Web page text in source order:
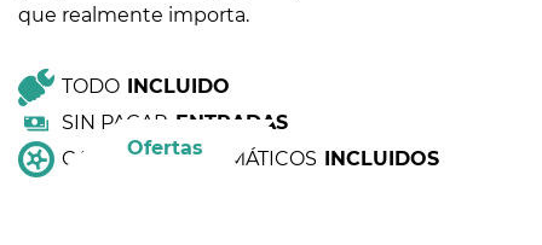
Ofertas
que realmente importa.
TODO
INCLUIDO
SIN PAGAR ENTRADAS
CAMBIO DE NEUMÁTICOS
INCLUIDOS